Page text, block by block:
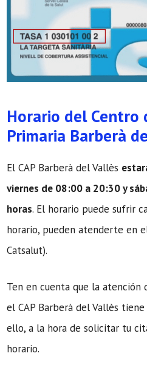
Horario del Centro
Primaria Barberà
El CAP Barberà del Vallès
viernes de 08:00 a 20:30 y
horas. El horario puede sufrir
horario, pueden atenderte en
Catsalut).
Ten en cuenta que la atención
el CAP Barberà del Vallès
ello, a la hora de solicitar tu
horario.